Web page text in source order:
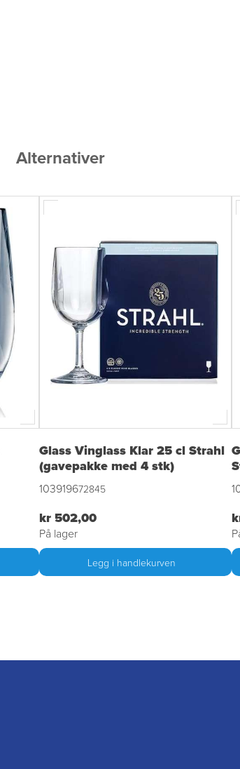
Alternativer
Glass Vinglass Klar 25 cl Strahl
(gavepakke med 4 stk)
103919672845
kr 502,00
På lager
Legg i handlekurven